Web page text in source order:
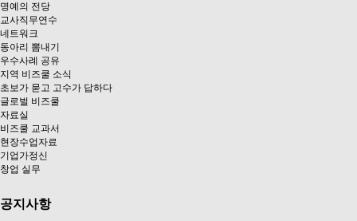
명예의 전당
교사직무연수
네트워크
동아리 뽐내기
우수사례 공유
지역 비즈쿨 소식
초보가 묻고 고수가 답하다
글로벌 비즈쿨
자료실
비즈쿨 교과서
현장수업자료
기업가정신
창업 실무
공지사항